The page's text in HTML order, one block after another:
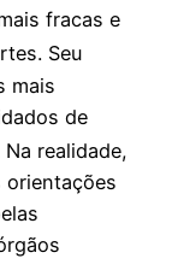
fracas e
Seu
mais
de
Na realidade,